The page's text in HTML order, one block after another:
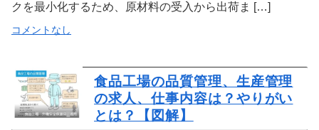
クを最小化するため、原材料の受入から出荷ま […]
コメントなし
食品工場の品質管理、生産管理
の求人、仕事内容は？やりがい
とは？【図解】